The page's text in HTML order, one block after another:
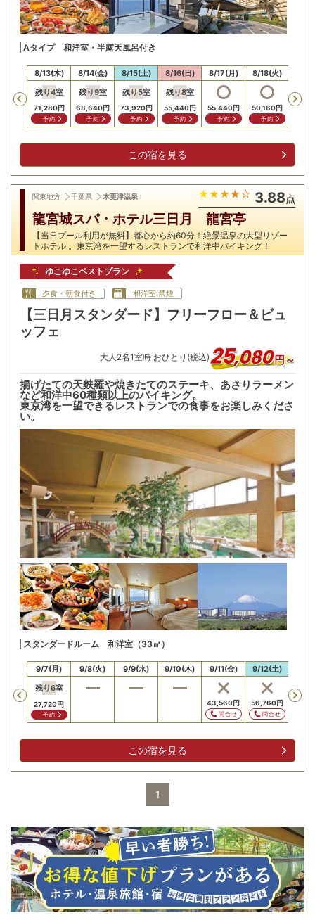
Aタイプ 和洋室・半露天風呂付き
Previous
円
8/13(木)
残り4室
71,280円
予約
8/14(金)
残り9室
68,640円
予約
8/15(土)
残り 5室
73,920円
予約
8/16(日)
残り8室
55,440円
予約
8/17(月)
55,440円
予約
8/18(火)
50,160円
予約
残り
この宿を見る
関東地方 千葉県 木更津温泉 3.88点
龍宮城スパ・ホテル三日月 龍宮亭
【当日プール利用が無料】都心から約60分！絶景温泉の大型リゾー
トホテル 。東京湾を一望するレストランで和洋中バイキング！
ゆこゆこベストプラン
夕食・朝食付き 和洋室:禁煙
【三日月スタンダード】フリーフロー＆ビュ
ッフェ
大人 2名1室時 おひとり(税込)25,080円～
揚げたての天麩羅や焼きたてのステーキ、あさりラーメン
など和洋中60種類以上のバイキング。
東京湾を一望できるレストランでの食事をお楽しみくださ
い。
スタンダードルーム 和洋室（33㎡）
Previous
円
9/7(月)
残り6室
27,720円
予約
9/8(火) 9/9(水) 9/10(木) 9/11(金)
43,560円
問合せ
9/12(土)
56,760円
問合せ
この宿を見る
1